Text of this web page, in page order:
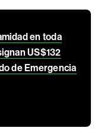
en toda
US$132
de Emergencia